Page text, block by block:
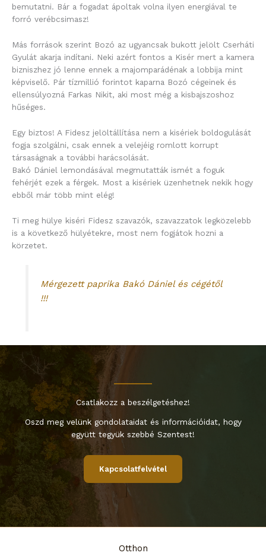
bemutatni. Bár a fogadat ápoltak volna ilyen energiával te
forró verébcsimasz!
Más források szerint Bozó az ugyancsak bukott jelölt Cserháti
Gyulát akarja indítani. Neki azért fontos a Kisér mert a kamera
bizniszhez jó lenne ennek a majomparádénak a lobbija mint
képviselő. Pár tízmillió forintot kaparna Bozó cégeinek és
ellensúlyozná Farkas Nikit, aki most még a kisbajszoshoz
hűséges.
Egy biztos! A Fidesz jelöltállítása nem a kisériek boldogulását
fogja szolgálni, csak ennek a velejéig romlott korrupt
társaságnak a további harácsolását.
Bakó Dániel lemondásával megmutatták ismét a foguk
fehérjét ezek a férgek. Most a kisériek üzenhetnek nekik hogy
ebből már több mint elég!
Ti meg hülye kiséri Fidesz szavazók, szavazzatok legközelebb
is a következő hülyétekre, most nem fogjátok hozni a
körzetet.
Mérgezett paprika Bakó Dániel és cégétől
!!!
Csatlakozz a beszélgetéshez!
Oszd meg velünk gondolataidat és információidat, hogy
együtt tegyük szebbé Szentest!
Kapcsolatfelvétel
Otthon